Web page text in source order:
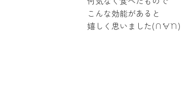
こんな効能があると
嬉しく思いました(∩´∀`∩)